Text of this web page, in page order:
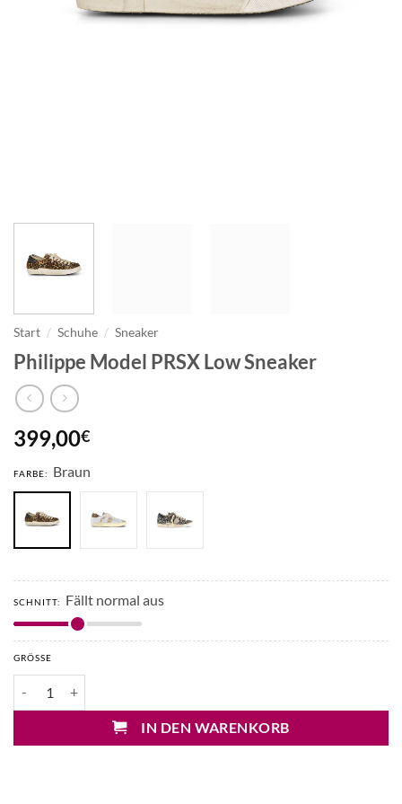
Start / Schuhe / Sneaker
Philippe Model PRSX Low Sneaker
399,00€
FARBE: Braun
SCHNITT: Fällt normal aus
GRÖSSE
IN DEN WARENKORB